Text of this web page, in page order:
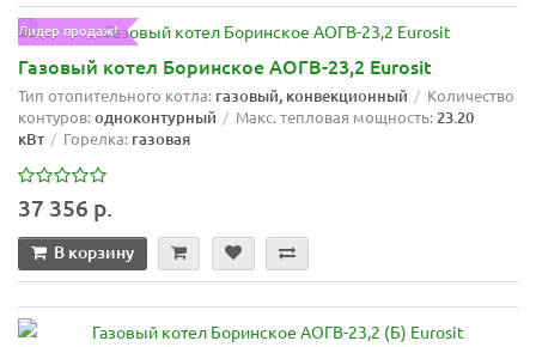
Лидер продаж!
Газовый котел Боринское АОГВ-23,2 Eurosit
Тип отопительного котла: газовый, конвекционный
Количество
контуров:одноконтурный Макс. тепловая мощность:23.20
кВт
Горелка: газовая
37 356 р.
В корзину